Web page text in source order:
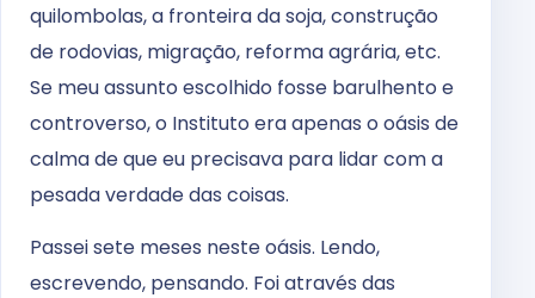
quilombolas, a fronteira da soja, construção
de rodovias, migração, reforma agrária, etc.
Se meu assunto escolhido fosse barulhento e
controverso, o Instituto era apenas o oásis de
calma de que eu precisava para lidar com a
pesada verdade das coisas.
Passei sete meses neste oásis. Lendo,
escrevendo, pensando. Foi através das